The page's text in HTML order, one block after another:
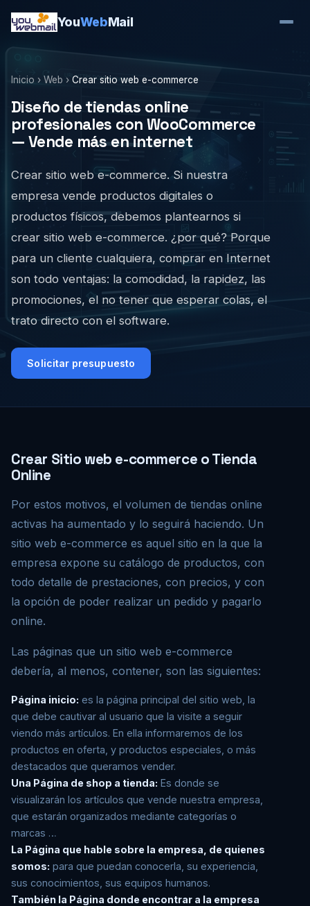
YouWebMail
Inicio › Web › Crear sitio web e-commerce
Diseño de tiendas online
profesionales con WooCommerce
— Vende más en internet
Crear sitio web e-commerce. Si nuestra
empresa vende productos digitales o
productos físicos, debemos plantearnos si
crear sitio web e-commerce. ¿por qué? Porque
para un cliente cualquiera, comprar en Internet
son todo ventajas: la comodidad, la rapidez, las
promociones, el no tener que esperar colas, el
trato directo con el software.
Solicitar presupuesto
Crear Sitio web e-commerce o Tienda
Online
Por estos motivos, el volumen de tiendas online
activas ha aumentado y lo seguirá haciendo. Un
sitio web e-commerce es aquel sitio en la que la
empresa expone su catálogo de productos, con
todo detalle de prestaciones, con precios, y con
la opción de poder realizar un pedido y pagarlo
online.
Las páginas que un sitio web e-commerce
debería, al menos, contener, son las siguientes:
Página inicio: es la página principal del sitio web, la
que debe cautivar al usuario que la visite a seguir
viendo más artículos. En ella informaremos de los
productos en oferta, y productos especiales, o más
destacados que queramos vender.
Una Página de shop a tienda: Es donde se
visualizarán los artículos que vende nuestra empresa,
que estarán organizados mediante categorías o
marcas …
La Página que hable sobre la empresa, de quienes
somos: para que puedan conocerla, su experiencia,
sus conocimientos, sus equipos humanos.
También la Página donde encontrar a la empresa